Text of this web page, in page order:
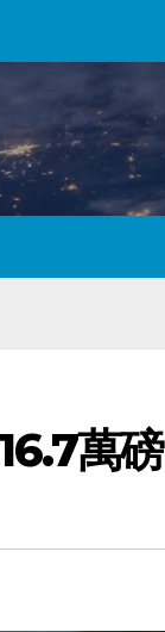
萬磅